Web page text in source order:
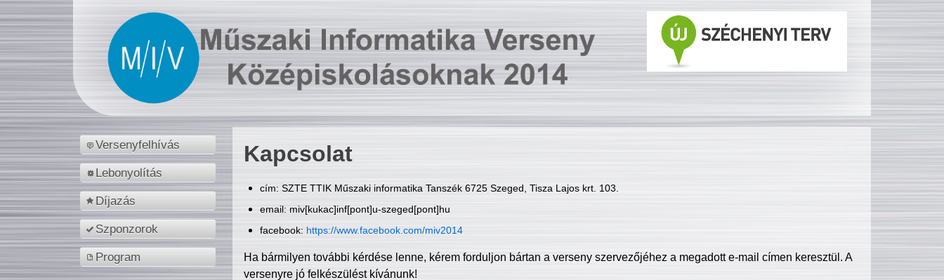
Versenyfelhívás
Lebonyolítás
Díjazás
Szponzorok
Program
Kapcsolat
cím: SZTE TTIK Műszaki informatika Tanszék 6725 Szeged, Tisza Lajos krt. 103.
email: miv[kukac]inf[pont]u-szeged[pont]hu
facebook: https://www.facebook.com/miv2014
Ha bármilyen további kérdése lenne, kérem forduljon bártan a verseny szervezőjéhez a megadott e-mail címen keresztül. A
versenyre jó felkészülést kívánunk!